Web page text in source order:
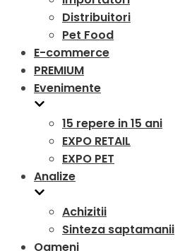
Distribuitori
Pet Food
E-commerce
PREMIUM
Evenimente
15 repere in 15 ani
EXPO RETAIL
EXPO PET
Analize
Achizitii
Sinteza saptamanii
Oameni